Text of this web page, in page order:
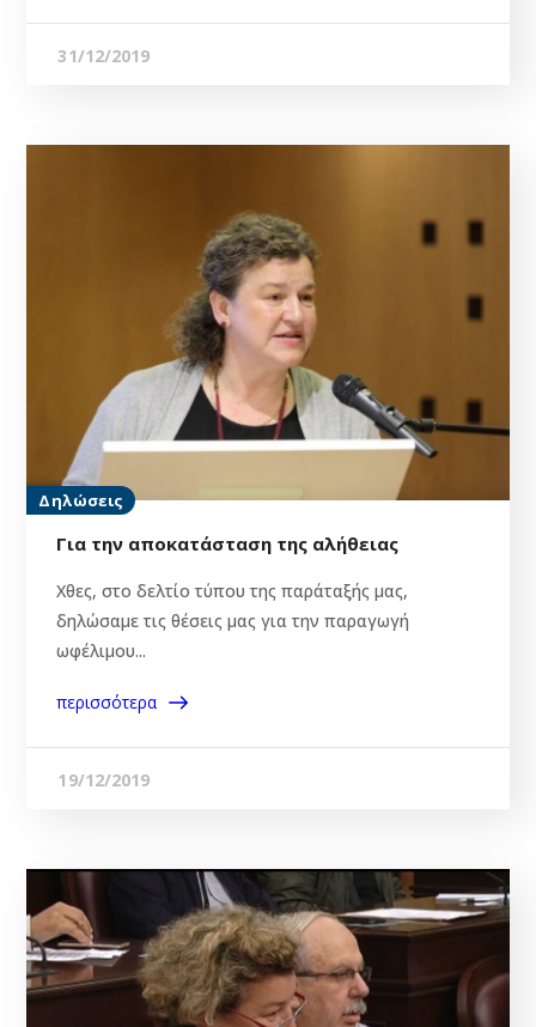
31/12/2019
Δηλώσεις
Για την αποκατάσταση της αλήθειας
Χθες, στο δελτίο τύπου της παράταξής μας,
δηλώσαμε τις θέσεις μας για την παραγωγή
ωφέλιμου...
περισσότερα
19/12/2019